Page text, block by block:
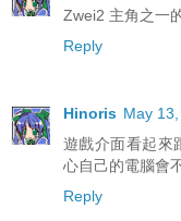
Zwei2 主角之一
Reply
Hinoris May
遊戲介面看起來
心自己的電腦會
Reply